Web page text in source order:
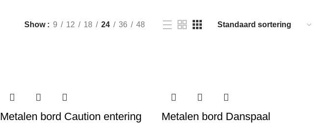
Show 9 12 18 24 36 48
Metalen bord Caution entering
Metalen bord Danspaal